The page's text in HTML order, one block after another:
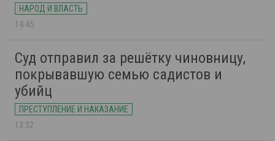
НАРОД И ВЛАСТЬ
14:45
Суд отправил за решётку чиновницу,
покрывавшую семью садистов и
убийц
ПРЕСТУПЛЕНИЕ И НАКАЗАНИЕ
13:32